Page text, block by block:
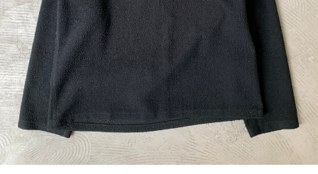
Other brands
TOPS
OUTER WEAR
BOTTOMS